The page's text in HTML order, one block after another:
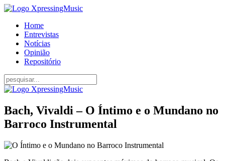
Home
Entrevistas
Notícias
Opinião
Repositório
Bach, Vivaldi – O Íntimo e o Mundano no
Barroco Instrumental